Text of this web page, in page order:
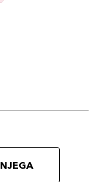
NJEGA